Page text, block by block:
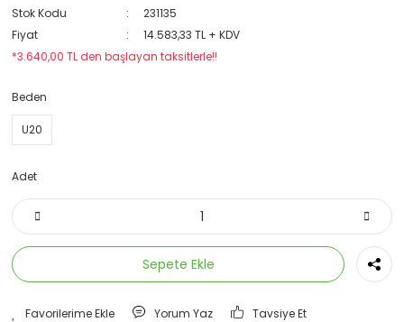
Stok Kodu
231135
Fiyat
14.583,33 TL + KDV
*3.640,00 TL den başlayan taksitlerle!!
Beden
U20
Adet
Sepete Ekle
Yorum Yaz Tavsiye Et